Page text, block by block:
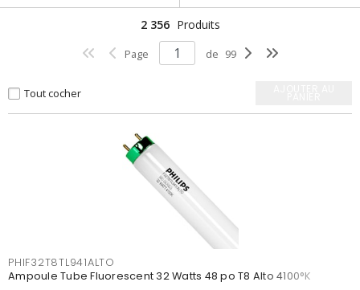
2 356 Produits
Page de 99
Tout cocher
PHIF32T8TL941ALTO
Ampoule Tube Fluorescent 32 Watts 48 po T8 Alto 4100°K